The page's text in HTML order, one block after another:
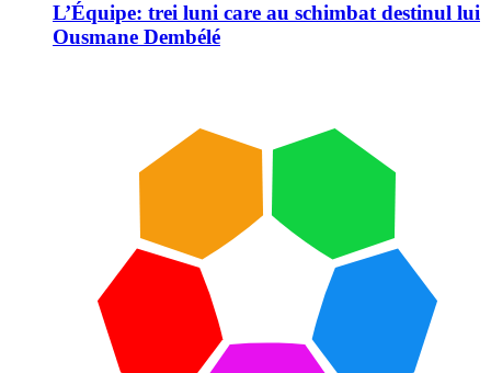
L’Équipe: trei luni care au schimbat destinul lui
Ousmane Dembélé